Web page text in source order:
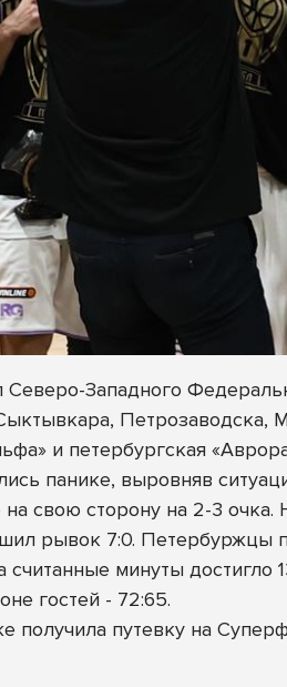
Северо-Западного
Петрозаводска,
и петербургская
панике, выровняв
свою сторону на 2-3
рывок 7:0. Петербуржцы
минуты достигло
гостей - 72:65.
получила путевку на